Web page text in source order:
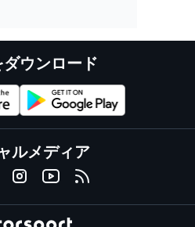
ダウンロード
ルメディア